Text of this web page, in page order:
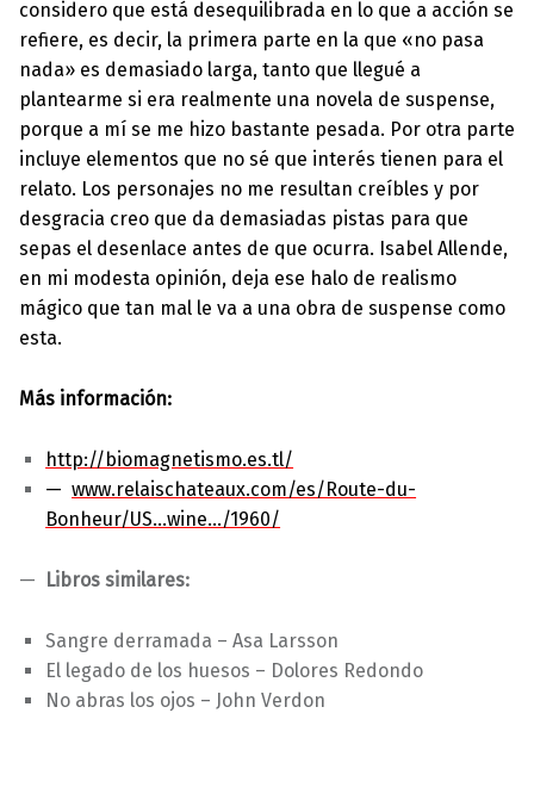
considero que está desequilibrada en lo que a acción se
refiere, es decir, la primera parte en la que «no pasa
nada» es demasiado larga, tanto que llegué a
plantearme si era realmente una novela de suspense,
porque a mí se me hizo bastante pesada. Por otra parte
incluye elementos que no sé que interés tienen para el
relato. Los personajes no me resultan creíbles y por
desgracia creo que da demasiadas pistas para que
sepas el desenlace antes de que ocurra. Isabel Allende,
en mi modesta opinión, deja ese halo de realismo
mágico que tan mal le va a una obra de suspense como
esta.
Más información:
http://biomagnetismo.es.tl/
www.relaischateaux.com/es/Route-du-
Bonheur/US…wine…/1960/
Libros similares:
Sangre derramada – Asa Larsson
El legado de los huesos – Dolores Redondo
No abras los ojos – John Verdon